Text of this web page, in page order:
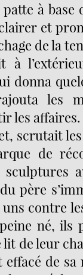
à base
et
de la
à
donna
les
les affaires.
scrutait
de
père
contre
né, ils
de leur
de